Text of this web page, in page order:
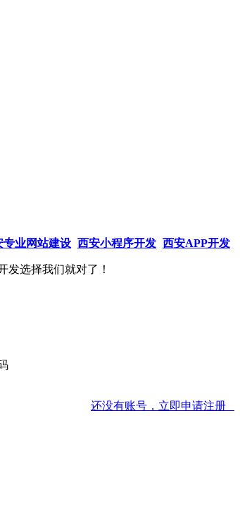
专业网站建设 西安小程序开发 西安APP开发
选择我们就对了！
还没有账号，立即申请注册